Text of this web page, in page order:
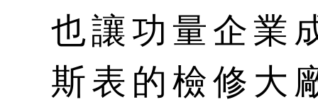
也讓功量企業
斯表的檢修大